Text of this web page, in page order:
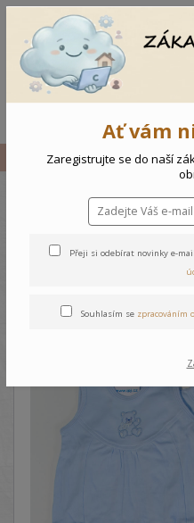
Vše Novorozenecká
Medvídek
Ať vám
Zaregistrujte se do naší
Přeji si odebírat novinky e-
Souhlasím se zpracováním